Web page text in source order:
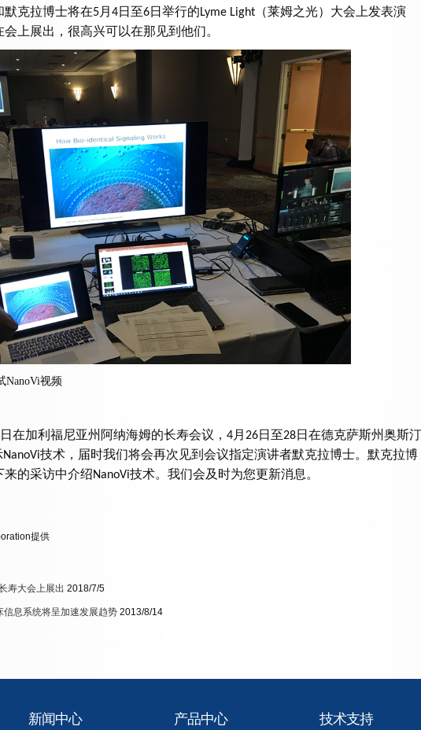
默克拉博士将在5月 4日至6日举行的Lyme Light （莱姆之光）大会上发表演
会上展出，很高兴可以在那见到他们。
NanoVi视频
日在加利福尼亚州阿纳海姆的长寿会议， 4月 26日至28日在德克萨斯州奥斯汀
NanoVi技术，届时我们将会再次见到会议指定演讲者默克拉博士。默克拉博
来的采访中介绍NanoVi技术。我们会及时为您更新消息。
提供
寿大会上展出 2018/7/5
信息系统将呈加速发展趋势 2013/8/14
新闻中心 产品中心 技术支持